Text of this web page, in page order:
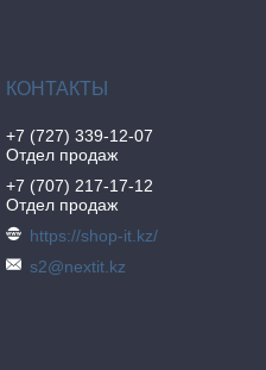
+7 (727) 339-12-07
Отдел продаж
+7 (707) 217-17-12
Отдел продаж
https://shop-it.kz/
s2@nextit.kz